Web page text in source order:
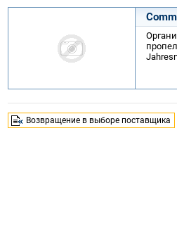
Возвращение в выборе поставщика